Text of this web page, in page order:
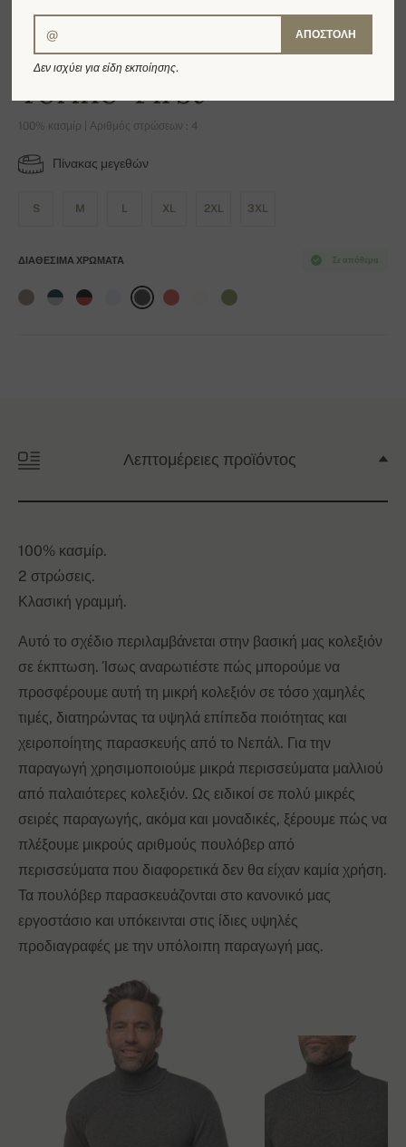
Torino-First
100% κασμίρ | Αριθμός στρώσεων : 4
Πίνακας μεγεθών
S M L XL 2XL 3XL
Σε απόθεμα
ΔΙΑΘΈΣΙΜΑ ΧΡΏΜΑΤΑ
Λεπτομέρειες προϊόντος
100% κασμίρ.
2 στρώσεις.
Κλασική γραμμή.
Αυτό το σχέδιο περιλαμβάνεται στην βασική μας κολεξιόν
σε έκπτωση. Ίσως αναρωτιέστε πώς μπορούμε να
προσφέρουμε αυτή τη μικρή κολεξιόν σε τόσο χαμηλές
τιμές, διατηρώντας τα υψηλά επίπεδα ποιότητας και
χειροποίητης παρασκευής από το Νεπάλ. Για την
παραγωγή χρησιμοποιούμε μικρά περισσεύματα μαλλιού
από παλαιότερες κολεξιόν. Ως ειδικοί σε πολύ μικρές
σειρές παραγωγής, ακόμα και μοναδικές, ξέρουμε πώς να
πλέξουμε μικρούς αριθμούς πουλόβερ από
περισσεύματα που διαφορετικά δεν θα είχαν καμία χρήση.
Τα πουλόβερ παρασκευάζονται στο κανονικό μας
εργοστάσιο και υπόκεινται στις ίδιες υψηλές
προδιαγραφές με την υπόλοιπη παραγωγή μας.
ΑΠΟΣΤΟΛΉ
Δεν ισχύει για είδη εκποίησης.